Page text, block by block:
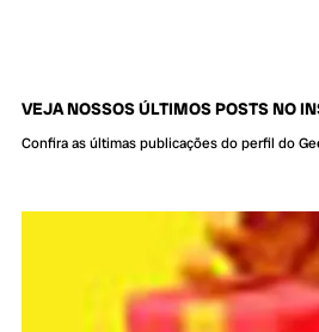
VEJA NOSSOS ÚLTIMOS POSTS NO
Confira as últimas publicações do perfil do